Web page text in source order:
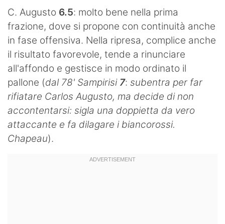
C. Augusto 6.5: molto bene nella prima
frazione, dove si propone con continuità anche
in fase offensiva. Nella ripresa, complice anche
il risultato favorevole, tende a rinunciare
all'affondo e gestisce in modo ordinato il
pallone (dal 78' Sampirisi 7: subentra per far
rifiatare Carlos Augusto, ma decide di non
accontentarsi: sigla una doppietta da vero
attaccante e fa dilagare i biancorossi.
Chapeau).